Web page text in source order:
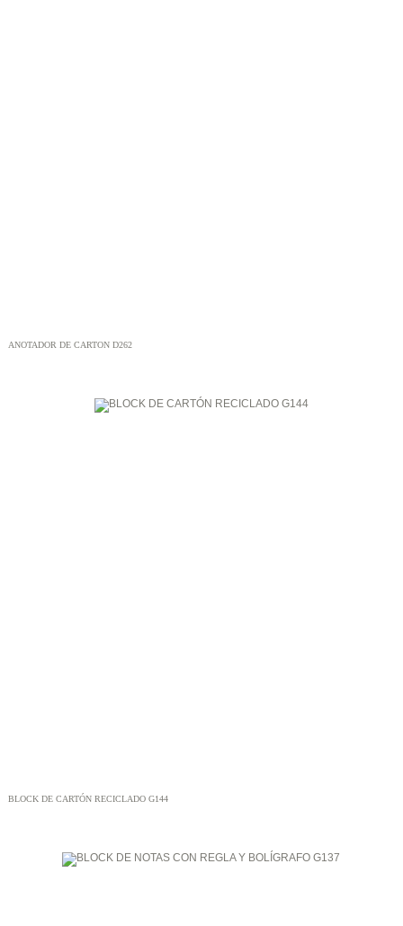
ANOTADOR DE CARTON D262
BLOCK DE CARTÓN RECICLADO G144